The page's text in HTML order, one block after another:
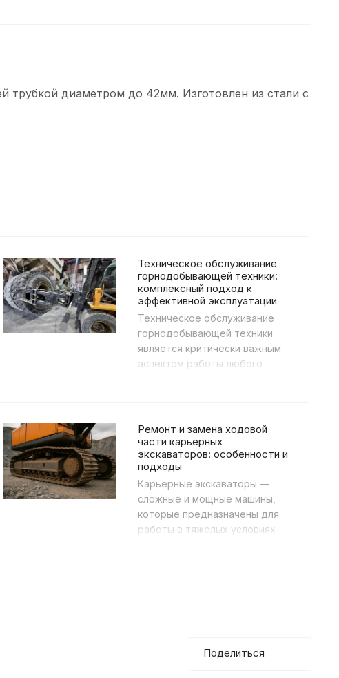
диаметром до 42мм. Изготовлен из стали с
Техническое обслуживание
горнодобывающей техники:
комплексный подход к
эффективной эксплуатации
Техническое обслуживание
горнодобывающей техники
является критически важным
аспектом работы любого
Ремонт и замена ходовой
части карьерных
экскаваторов: особенности и
подходы
Карьерные экскаваторы —
сложные и мощные машины,
которые предназначены для
работы в тяжелых условиях
Поделиться